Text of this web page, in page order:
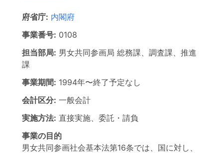
府省庁: 内閣府
事業番号: 0108
担当部局: 男女共同参画局 総務課、調査課、推進
課
事業期間: 1994年〜終了予定なし
会計区分: 一般会計
実施方法: 直接実施、委託・請負
事業の目的
男女共同参画社会基本法第16条では、国に対し、